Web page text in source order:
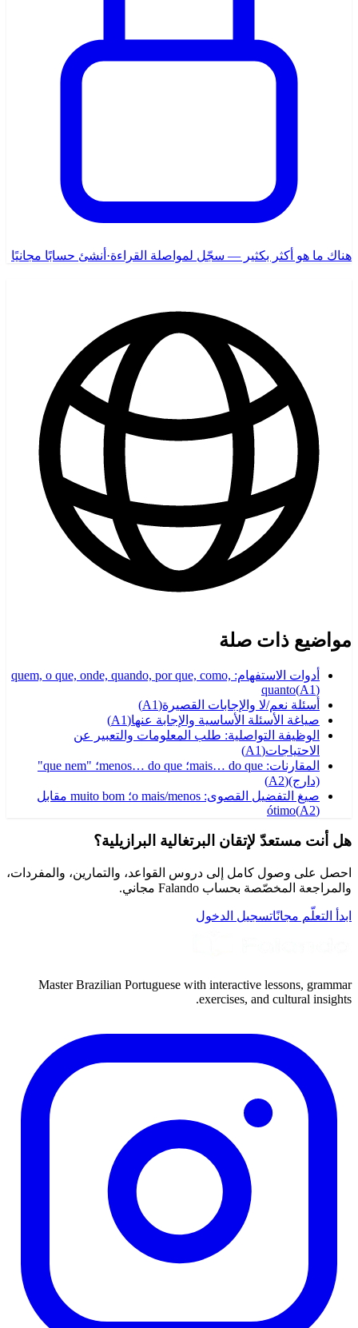
هناك ما هو أكثر بكثير — سجّل لمواصلة القراءة· أنشئ حسابًا مجانيًا
مواضيع ذات صلة
أدوات الاستفهام: quem, o que, onde, quando, por que, como,
quanto(A1)
أسئلة نعم/لا والإجابات القصيرة(
A1
)
صياغة الأسئلة الأساسية والإجابة عنها(
A1
)
الوظيفة التواصلية: طلب المعلومات والتعبير عن
الاحتياجات(
A1
)
المقارنات: mais… do que؛ menos… do que؛ "que nem"
(دارج)(
A2
)
صيغ التفضيل القصوى: o mais/menos؛ muito bom مقابل
ótimo(A2)
هل أنت مستعدّ لإتقان البرتغالية البرازيلية؟
احصل على وصول كامل إلى دروس القواعد، والتمارين، والمفردات،
والمراجعة المخصّصة بحساب Falando مجاني.
ابدأ التعلّم مجانًاتسجيل الدخول
Master Brazilian Portuguese with interactive lessons, grammar
exercises, and cultural insights.